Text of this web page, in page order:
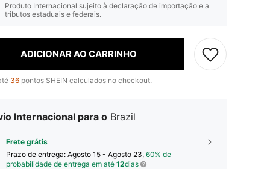
Produto Internacional sujeito à declaração de importação e a
tributos estaduais e federais.
ADICIONAR AO CARRINHO
36 pontos SHEIN calculados no checkout.
Internacional para o Brazil
Frete grátis
Prazo de entrega: Agosto 15 - Agosto 23, 60% de
probabilidade de entrega em até 12dias